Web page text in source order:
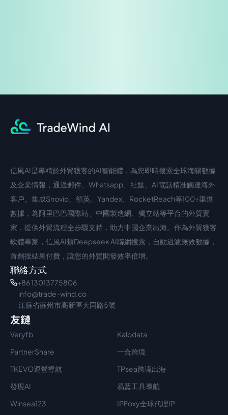
中文入口
信風AI是專精於外貿獲客的AI智能體，為您即時搜索全球海關數據
及企業情報，通過郵件、Whatsapp、社媒、AI電話精准觸達海外
客戶。集成Snovio、領英、Yandex、RocketReach等100+渠道
數據，為阿里巴巴國際站、中國製造網、獨立站等平台的外貿賣
家，提供外貿流程全步驟支持，助力中國企業出海。作為外貿獲客
軟體專家，信風AI類Deepseek AI聯網搜索，自動過濾無效數據，
首創按結果付費，讓您的外貿開發效率倍增。
聯絡方式
+86 13013775806
info@trade-wind.co
江蘇省蘇州市高新區大同路5號
友鏈
Veryfb
Kalodata
PartnerShare
一合跨境
TKEVO運營導航
TPsea跨境出海
發現AI
易藍工具導航
Winsea123
IPFoxy全球代理IP